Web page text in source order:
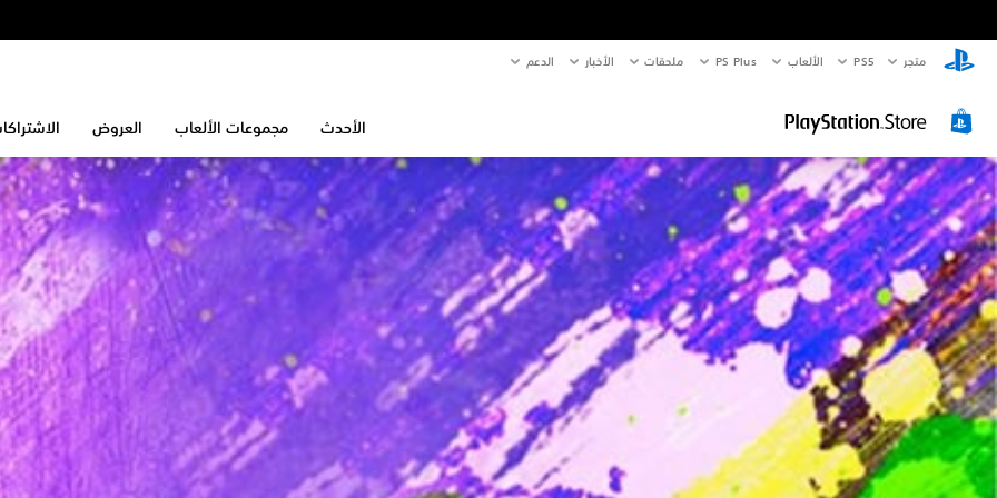
متجر PS5‏ الألعاب PS Plus ملحقات الأخبار الدعم
الأحدث مجموعات الألعاب العروض